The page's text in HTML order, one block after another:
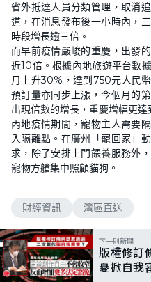
省外抵達人員分類管理，取消
道，在消息發布後一小時內，
時段增長逾三倍。
而早前疫情嚴峻的重慶，出發
近10倍。根據內地旅遊平台數
月上升30%，達到750元人民
預訂量亦同步上漲，今個月的
出現倍數的增長，重慶增幅更達
內地疫情期間，寵物主人需要
入隔離點。在廣州「寵回家」
求，除了安排上門餵養服務外
寵物方艙集中照顧貓狗。
財經資訊 灣區直送
下一則新聞
版權修訂
憂掀自我